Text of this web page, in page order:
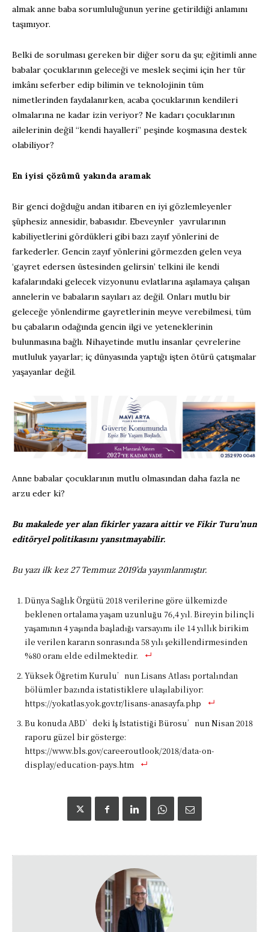
almak anne baba sorumluluğunun yerine getirildiği anlamını
taşımıyor.
Belki de sorulması gereken bir diğer soru da şu; eğitimli anne
babalar çocuklarının geleceği ve meslek seçimi için her tür
imkânı seferber edip bilimin ve teknolojinin tüm
nimetlerinden faydalanırken, acaba çocuklarının kendileri
olmalarına ne kadar izin veriyor? Ne kadarı çocuklarının
ailelerinin değil “kendi hayalleri” peşinde koşmasına destek
olabiliyor?
En iyisi çözümü yakında aramak
Bir genci doğduğu andan itibaren en iyi gözlemleyenler
şüphesiz annesidir, babasıdır. Ebeveynler yavrularının
kabiliyetlerini gördükleri gibi bazı zayıf yönlerini de
farkederler. Gencin zayıf yönlerini görmezden gelen veya
‘gayret edersen üstesinden gelirsin’ telkini ile kendi
kafalarındaki gelecek vizyonunu evlatlarına aşılamaya çalışan
annelerin ve babaların sayıları az değil. Onları mutlu bir
geleceğe yönlendirme gayretlerinin meyve verebilmesi, tüm
bu çabaların odağında gencin ilgi ve yeteneklerinin
bulunmasına bağlı. Nihayetinde mutlu insanlar çevrelerine
mutluluk yayarlar; iç dünyasında yaptığı işten ötürü çatışmalar
yaşayanlar değil.
Anne babalar çocuklarının mutlu olmasından daha fazla ne
arzu eder ki?
Bu makalede yer alan fikirler yazara aittir ve Fikir Turu’nun
editöryel politikasını yansıtmayabilir.
Bu yazı ilk kez 27 Temmuz 2019’da yayımlanmıştır.
Dünya Sağlık Örgütü 2018 verilerine göre ülkemizde
beklenen ortalama yaşam uzunluğu 76,4 yıl. Bireyin bilinçli
yaşamının 4 yaşında başladığı varsayımı ile 14 yıllık birikim
ile verilen kararın sonrasında 58 yılı şekillendirmesinden
%80 oranı elde edilmektedir.
Yüksek Öğretim Kurulu’nun Lisans Atlası portalından
bölümler bazında istatistiklere ulaşılabiliyor:
https://yokatlas.yok.gov.tr/lisans-anasayfa.php
Bu konuda ABD’deki İş İstatistiği Bürosu’nun Nisan 2018
raporu güzel bir gösterge:
https://www.bls.gov/careeroutlook/2018/data-on-
display/education-pays.htm